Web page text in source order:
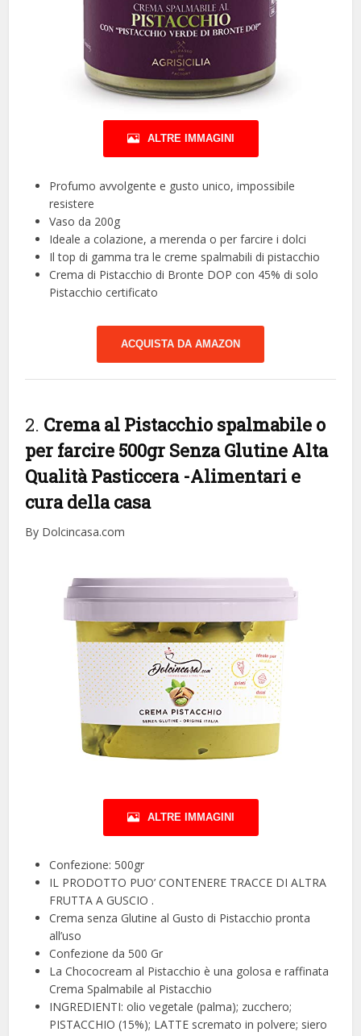
ALTRE IMMAGINI
Profumo avvolgente e gusto unico, impossibile
resistere
Vaso da 200g
Ideale a colazione, a merenda o per farcire i dolci
Il top di gamma tra le creme spalmabili di pistacchio
Crema di Pistacchio di Bronte DOP con 45% di solo
Pistacchio certificato
ACQUISTA DA AMAZON
2. Crema al Pistacchio spalmabile o
per farcire 500gr Senza Glutine Alta
Qualità Pasticcera -Alimentari e
cura della casa
By Dolcincasa.com
ALTRE IMMAGINI
Confezione: 500gr
IL PRODOTTO PUO’ CONTENERE TRACCE DI ALTRA
FRUTTA A GUSCIO .
Crema senza Glutine al Gusto di Pistacchio pronta
all’uso
Confezione da 500 Gr
La Chococream al Pistacchio è una golosa e raffinata
Crema Spalmabile al Pistacchio
INGREDIENTI: olio vegetale (palma); zucchero;
PISTACCHIO (15%); LATTE scremato in polvere; siero